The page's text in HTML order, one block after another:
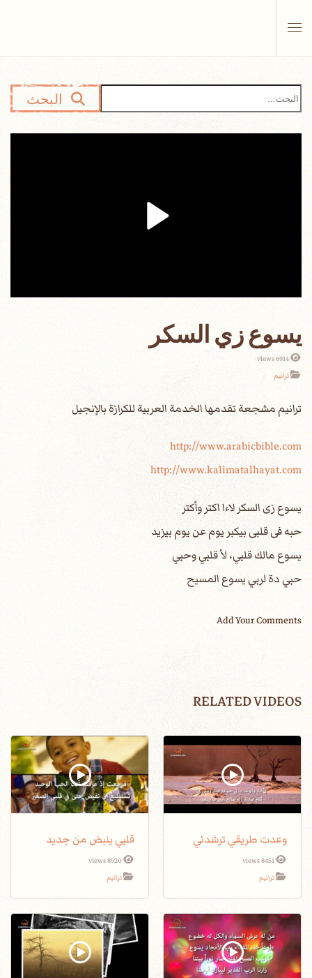
البحث
يسوع زي السكر
6914 views
ترانيم
http://www.arabicbible.com
http://www.kalimatalhayat.com
يسوع زى السكر لاءا اكتر وأكتر
حبه فى قلبى بيكبر يوم عن يوم بيزيد
يسوع مالك قلبي، لأ قلبي وحبي
حبي دة لربي يسوع المسيح
Add Your Comments
RELATED VIDEOS
وعدت طريقي ترشدني
8451 views
ترانيم
قلبي ينبض من جديد
8920 views
ترانيم